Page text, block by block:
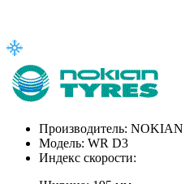
Производитель: NOKIAN
Модель: WR D3
Индекс скорости: